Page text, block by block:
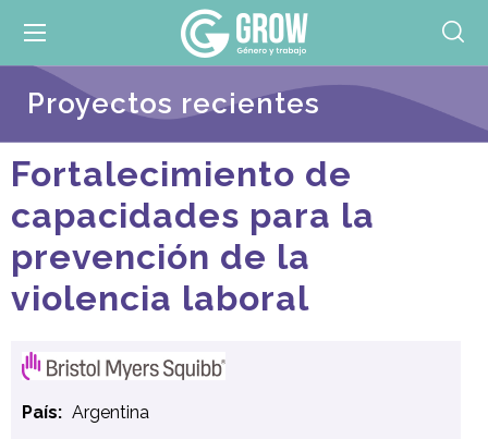
Proyectos recientes
Fortalecimiento de
capacidades para la
prevención de la
violencia laboral
País: Argentina